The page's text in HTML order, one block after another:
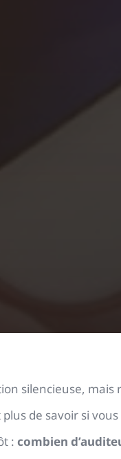
silencieuse, mais
de savoir si
: combien